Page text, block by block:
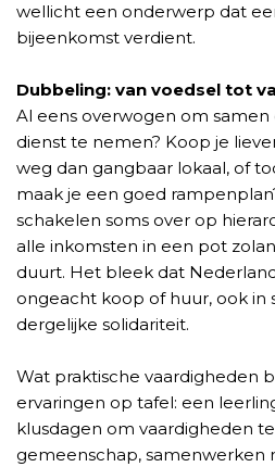
wellicht een onderwerp dat
bijeenkomst verdient.
Dubbeling: van voedsel tot
Al eens overwogen om
dienst te nemen? Koop je
weg dan gangbaar lokaal, of
maak je een goed
schakelen soms over op
alle inkomsten in een pot
duurt. Het bleek dat
ongeacht koop of huur, ook in
dergelijke solidariteit.
Wat praktische vaardigheden
ervaringen op tafel: een
klusdagen om vaardigheden
gemeenschap, samenwerken